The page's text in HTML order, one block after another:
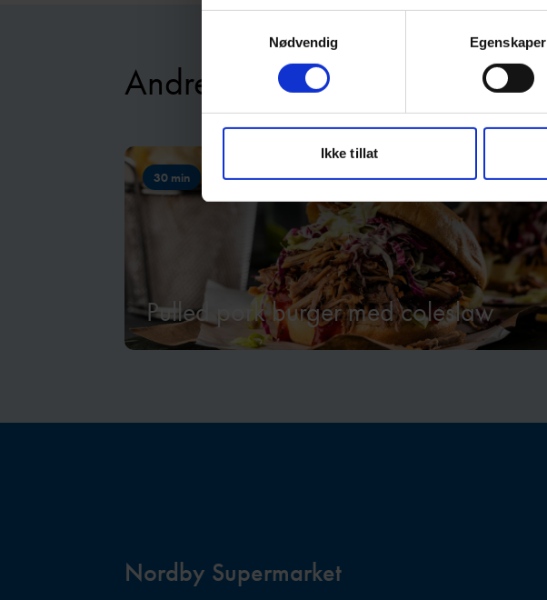
Nødvendig
Egenskaper
Ikke tillat
Andre oppskrifter
30 min
Pulled pork burger med coleslaw
Nordby Supermarket